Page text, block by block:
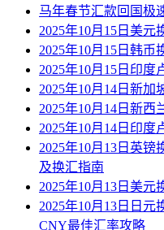
马年春节汇款回国极
2025年10月15日美元
2025年10月15日韩币
2025年10月15日印度
2025年10月14日新加
2025年10月14日新西
2025年10月14日印度
2025年10月13日英
及换汇指南
2025年10月13日美元
2025年10月13日日元
CNY最佳汇率攻略